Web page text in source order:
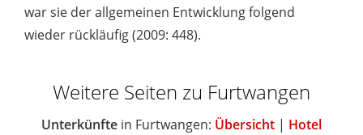
war sie der allgemeinen Entwicklung folgend
wieder rückläufig (2009: 448).
Weitere Seiten zu Furtwangen
Unterkünfte in Furtwangen: Übersicht | Hotel